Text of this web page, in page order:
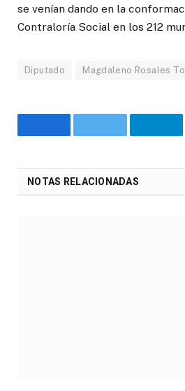
se venían dando en la
Contraloría Social en los 212
Diputado Magdaleno Rosales
FacebookTwitter
NOTAS RELACIONADAS